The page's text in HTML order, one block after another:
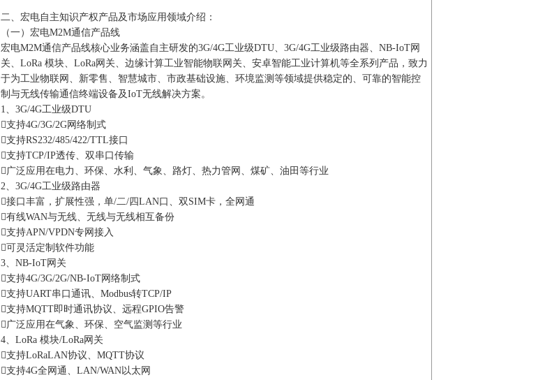
二、宏电自主知识产权产品及市场应用领域介绍：
（一）宏电M2M通信产品线
宏电M2M通信产品线核心业务涵盖自主研发的3G/4G工业级DTU、3G/4G工业级路由器、NB-IoT网
关、LoRa 模块、LoRa网关、边缘计算工业智能物联网关、安卓智能工业计算机等全系列产品，致力
于为工业物联网、新零售、智慧城市、市政基础设施、环境监测等领域提供稳定的、可靠的智能控
制与无线传输通信终端设备及IoT无线解决方案。
1、3G/4G工业级DTU
支持4G/3G/2G网络制式
支持RS232/485/422/TTL接口
支持TCP/IP透传、双串口传输
广泛应用在电力、环保、水利、气象、路灯、热力管网、煤矿、油田等行业
2、3G/4G工业级路由器
接口丰富，扩展性强，单/二/四LAN口、双SIM卡，全网通
有线WAN与无线、无线与无线相互备份
支持APN/VPDN专网接入
可灵活定制软件功能
3、NB-IoT网关
支持4G/3G/2G/NB-IoT网络制式
支持UART串口通讯、Modbus转TCP/IP
支持MQTT即时通讯协议、远程GPIO告警
广泛应用在气象、环保、空气监测等行业
4、LoRa 模块/LoRa网关
支持LoRaLAN协议、MQTT协议
支持4G全网通、LAN/WAN以太网